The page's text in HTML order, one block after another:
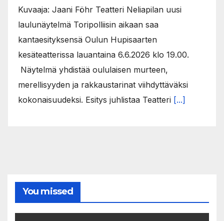
Kuvaaja: Jaani Föhr Teatteri Neliapilan uusi
laulunäytelmä Toripolliisin aikaan saa
kantaesityksensä Oulun Hupisaarten
kesäteatterissa lauantaina 6.6.2026 klo 19.00.
Näytelmä yhdistää oululaisen murteen,
merellisyyden ja rakkaustarinat viihdyttäväksi
kokonaisuudeksi. Esitys juhlistaa Teatteri [...]
You missed